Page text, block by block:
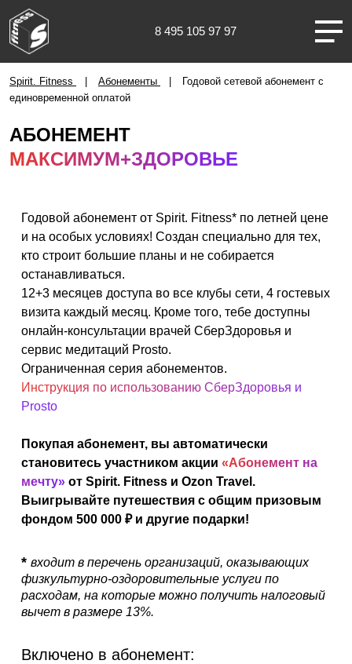
8 495 105 97 97
Казань
КЛУБЫ
ТРЕНИРОВКИ
ЧЛЕНАМ КЛУБА
АКЦИИ
НОВОСТИ
Spirit. Fitness Абонементы
Годовой сетевой абонемент с
единовременной оплатой
АБОНЕМЕНТ
МАКСИМУМ+ЗДОРОВЬЕ
Годовой абонемент от Spirit. Fitness* по летней цене
и на особых условиях! Создан специально для тех,
кто строит большие планы и не собирается
останавливаться.
12+3 месяцев доступа во все клубы сети, 4 гостевых
визита каждый месяц. Кроме того, тебе доступны
онлайн-консультации врачей СберЗдоровья и
сервис медитаций Prosto.
Ограниченная серия абонементов.
Инструкция по использованию СберЗдоровья и
Prosto
Покупая абонемент, вы автоматически
становитесь участником акции «Абонемент на
мечту» от Spirit. Fitness и Ozon Travel.
Выигрывайте путешествия с общим призовым
фондом 500 000 ₽ и другие подарки!
* входит в перечень организаций, оказывающих
физкультурно-оздоровительные услуги по
расходам, на которые можно получить налоговый
вычет в размере 13%.
Включено в абонемент: